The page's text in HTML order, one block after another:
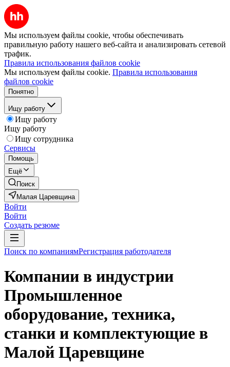
Мы используем файлы cookie, чтобы обеспечивать
правильную работу нашего веб-сайта и анализировать сетевой
трафик.
Правила использования файлов cookie
Мы используем файлы cookie. Правила использования
файлов cookie
Понятно
Ищу работу
Ищу работу
Ищу работу
Ищу сотрудника
Сервисы
Помощь
Ещё
Поиск
Малая Царевщина
Войти
Войти
Создать резюме
Поиск по компаниямРегистрация работодателя
Компании в индустрии
Промышленное
оборудование, техника,
станки и комплектующие в
Малой Царевщине